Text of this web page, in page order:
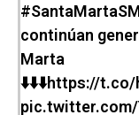
continúan
Marta
⬇️⬇️⬇️https://t.co/
pic.twitter.com/